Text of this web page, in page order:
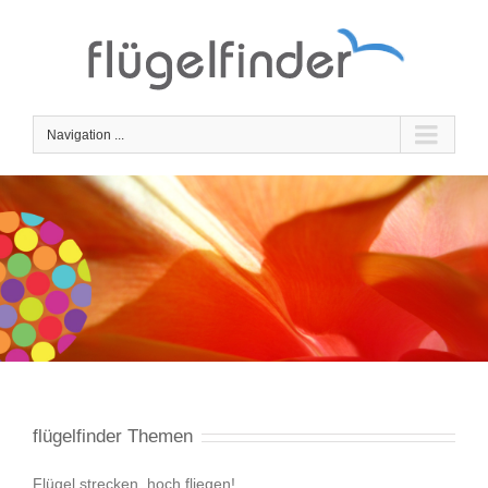
Navigation ...
flügelfinder Themen
Flügel strecken, hoch fliegen!